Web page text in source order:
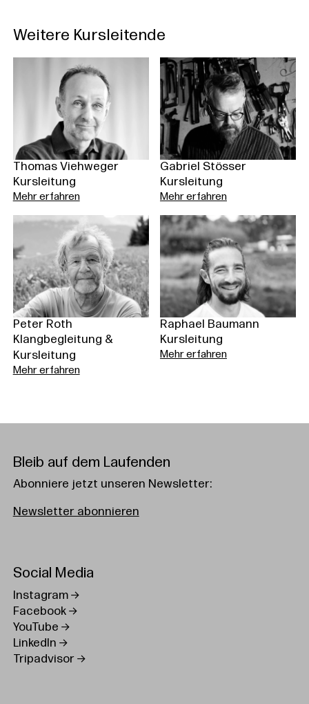
Weitere Kursleitende
Thomas Viehweger
Kursleitung
Mehr erfahren
Gabriel Stösser
Kursleitung
Mehr erfahren
Peter Roth
Klangbegleitung &
Kursleitung
Mehr erfahren
Raphael Baumann
Kursleitung
Mehr erfahren
Bleib auf dem Laufenden
Abonniere jetzt unseren Newsletter:
Newsletter abonnieren
Social Media
Instagram
Facebook
YouTube
LinkedIn
Tripadvisor